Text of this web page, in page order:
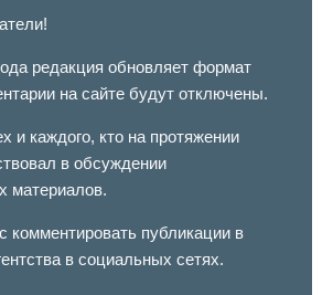
редакция обновляет формат
на сайте будут отключены.
и каждого, кто на протяжении
в обсуждении
материалов.
комментировать публикации в
в социальных сетях.